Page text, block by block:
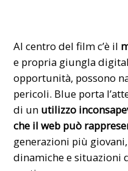
Al centro del film c’è il
e propria giungla
opportunità, possono
pericoli. Blue porta
di un utilizzo
che il web può
generazioni più
dinamiche e situazioni